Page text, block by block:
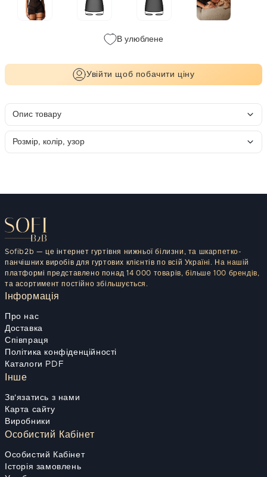
В улюблене
Увійти щоб побачити ціну
Опис товару
Розмір, колір, узор
Sofib2b — це інтернет гуртівня нижньої білизни, та шкарпетко-
панчішних виробів для гуртових клієнтів по всій Україні. На нашій
платформі представлено понад 14 000 товарів, більше 100 брендів,
та асортимент постійно збільшується.
Інформація
Про нас
Доставка
Співпраця
Політика конфіденційності
Каталоги PDF
Інше
Зв'язатись з нами
Карта сайту
Виробники
Особистий Кабінет
Особистий Кабінет
Історія замовлень